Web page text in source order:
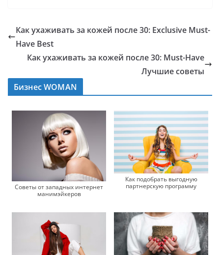
Как ухаживать за кожей после 30: Exclusive Must-
Have Best
Как ухаживать за кожей после 30: Must-Have
Лучшие советы
Бизнес WOMAN
Советы от западных интернет
манимэйкеров
Как подобрать выгодную
партнерскую программу